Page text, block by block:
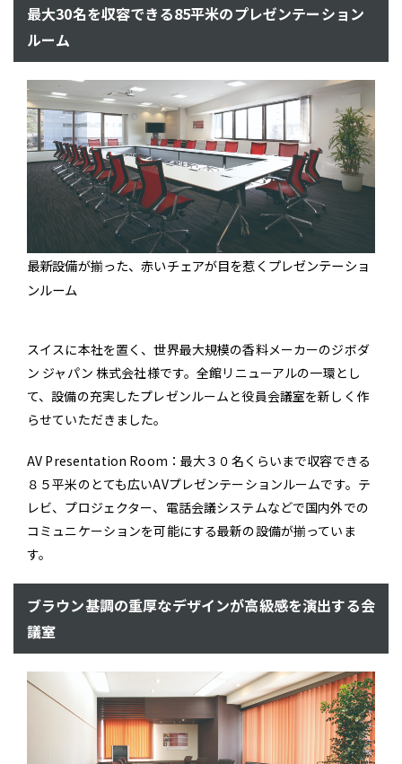
最大30名を収容できる85平米のプレゼンテーション
ルーム
最新設備が揃った、赤いチェアが目を惹くプレゼンテーショ
ンルーム
スイスに本社を置く、世界最大規模の香料メーカーのジボダ
ン ジャパン 株式会社様です。全館リニューアルの一環とし
て、設備の充実したプレゼンルームと役員会議室を新しく作
らせていただきました。
AV Presentation Room：最大３０名くらいまで収容できる
８５平米のとても広いAVプレゼンテーションルームです。テ
レビ、プロジェクター、電話会議システムなどで国内外での
コミュニケーションを可能にする最新の設備が揃っていま
す。
ブラウン基調の重厚なデザインが高級感を演出する会
議室